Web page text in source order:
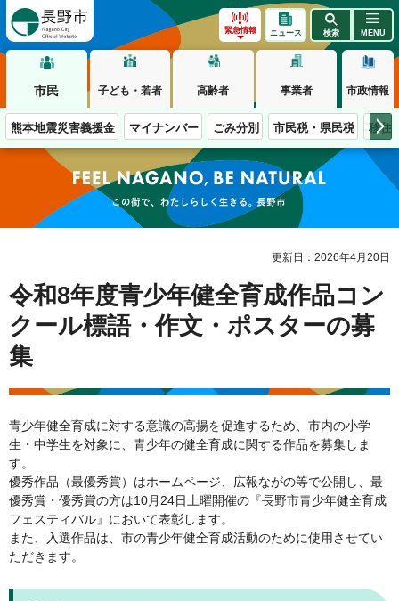
緊急情報 ニュース 検索 MENU
市民 子ども・若者 高齢者 事業者 市政情報
熊本地震災害義援金 マイナンバー ごみ分別 市民税・県民税 移住
この街で、わたしらしく生きる。長野市
更新日：2026年4月20日
令和8年度青少年健全育成作品コン
クール標語・作文・ポスターの募
集
青少年健全育成に対する意識の高揚を促進するため、市内の小学
生・中学生を対象に、青少年の健全育成に関する作品を募集しま
す。
優秀作品（最優秀賞）はホームページ、広報ながの等で公開し、最
優秀賞・優秀賞の方は10月24日土曜開催の『長野市青少年健全育成
フェスティバル』において表彰します。
また、入選作品は、市の青少年健全育成活動のために使用させてい
ただきます。